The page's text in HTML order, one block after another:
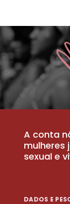
A conta
mulheres
sexual e
DADOS E